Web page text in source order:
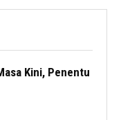
Kini, Penentu